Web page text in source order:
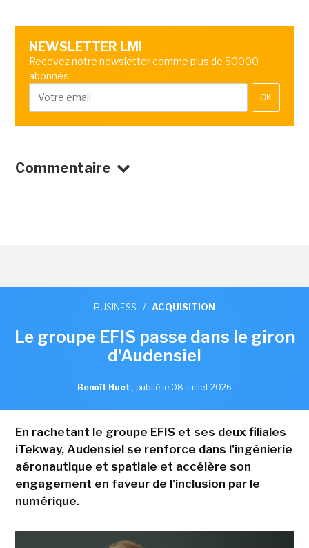
NEWSLETTER LMI
Recevez notre newsletter comme plus de 50000
abonnés
OK
Commentaire
BUSINESS / ACQUISITION
Le groupe EFIS passe dans le giron
d'Audensiel
Benoît Huet , publié le 08 Juillet 2026
En rachetant le groupe EFIS et ses deux filiales
iTekway, Audensiel se renforce dans l'ingénierie
aéronautique et spatiale et accélère son
engagement en faveur de l'inclusion par le
numérique.